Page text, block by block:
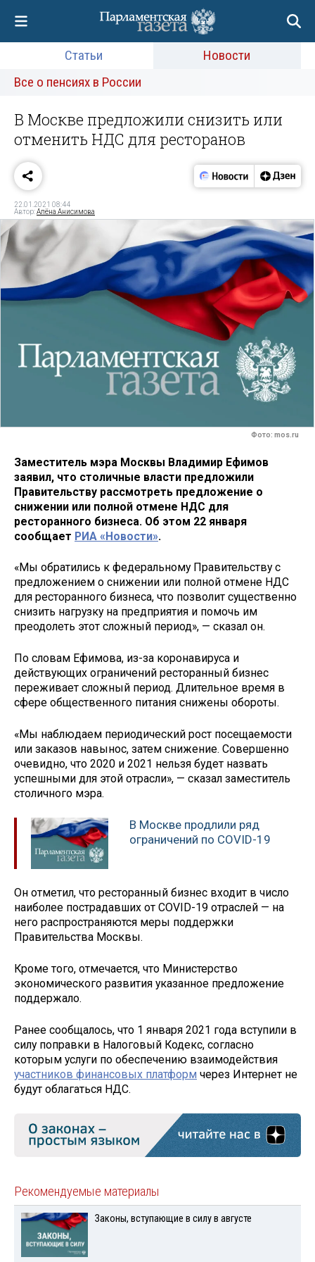
Статьи
Новости
Все о пенсиях в России
В Москве предложили снизить или
отменить НДС для ресторанов
22.01.2021 08:44
Автор:Алёна Анисимова
Фото: mos.ru
Заместитель мэра Москвы Владимир Ефимов
заявил, что столичные власти предложили
Правительству рассмотреть предложение о
снижении или полной отмене НДС для
ресторанного бизнеса. Об этом 22 января
сообщает РИА «Новости».
«Мы обратились к федеральному Правительству с
предложением о снижении или полной отмене НДС
для ресторанного бизнеса, что позволит существенно
снизить нагрузку на предприятия и помочь им
преодолеть этот сложный период», — сказал он.
По словам Ефимова, из-за коронавируса и
действующих ограничений ресторанный бизнес
переживает сложный период. Длительное время в
сфере общественного питания снижены обороты.
«Мы наблюдаем периодический рост посещаемости
или заказов навынос, затем снижение. Совершенно
очевидно, что 2020 и 2021 нельзя будет назвать
успешными для этой отрасли», — сказал заместитель
столичного мэра.
В Москве продлили ряд
ограничений по COVID-19
Он отметил, что ресторанный бизнес входит в число
наиболее пострадавших от COVID-19 отраслей — на
него распространяются меры поддержки
Правительства Москвы.
Кроме того, отмечается, что Министерство
экономического развития указанное предложение
поддержало.
Ранее сообщалось, что 1 января 2021 года вступили в
силу поправки в Налоговый Кодекс, согласно
которым услуги по обеспечению взаимодействия
участников финансовых платформ через Интернет не
будут облагаться НДС.
Рекомендуемые материалы
Законы, вступающие в силу в августе